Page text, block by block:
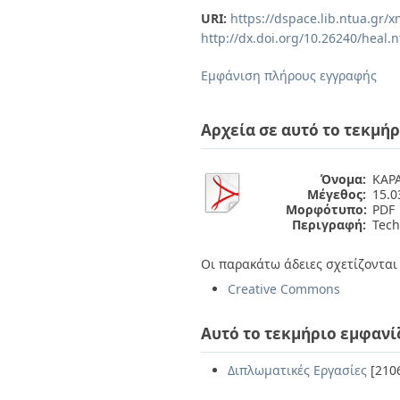
URI: https://dspace.lib.ntua.gr/
http://dx.doi.org/10.26240/
Εμφάνιση πλήρους εγγραφής
Αρχεία σε αυτό το
Όνομα:
Μέγεθος:
Μορφότυπο: PDF
Περιγραφή:
Οι παρακάτω άδειες
Creative Commons
Αυτό το τεκμήριο
Διπλωματικές Εργασίες